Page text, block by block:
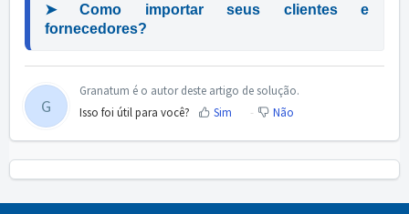
➤ Como importar seus clientes e
fornecedores?
G
Granatum é o autor deste artigo de solução.
Isso foi útil para você?
Sim Não